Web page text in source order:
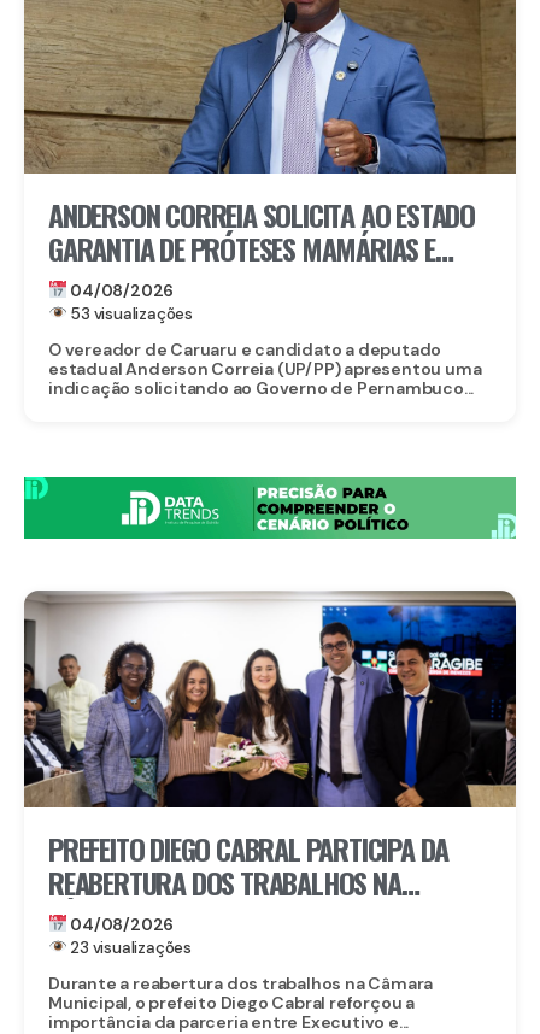
ANDERSON CORREIA SOLICITA AO ESTADO
GARANTIA DE PRÓTESES MAMÁRIAS E
RECONSTRUÇÃO PARA MULHERES QUE
VENCERAM O CÂNCER
04/08/2026
53 visualizações
O vereador de Caruaru e candidato a deputado
estadual Anderson Correia (UP/PP) apresentou uma
indicação solicitando ao Governo de Pernambuco...
PREFEITO DIEGO CABRAL PARTICIPA DA
REABERTURA DOS TRABALHOS NA
CÂMARA MUNICIPAL DE CAMARAGIBE E
DESTACA AVANÇOS DA GESTÃO
04/08/2026
23 visualizações
Durante a reabertura dos trabalhos na Câmara
Municipal, o prefeito Diego Cabral reforçou a
importância da parceria entre Executivo e...